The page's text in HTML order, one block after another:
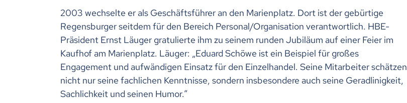
2003 wechselte er als Geschäftsführer an den Marienplatz. Dort ist der gebürtige
Regensburger seitdem für den Bereich Personal/Organisation verantwortlich. HBE-
Präsident Ernst Läuger gratulierte ihm zu seinem runden Jubiläum auf einer Feier im
Kaufhof am Marienplatz. Läuger: „Eduard Schöwe ist ein Beispiel für großes
Engagement und aufwändigen Einsatz für den Einzelhandel. Seine Mitarbeiter schätzen
nicht nur seine fachlichen Kenntnisse, sondern insbesondere auch seine Geradlinigkeit,
Sachlichkeit und seinen Humor.“